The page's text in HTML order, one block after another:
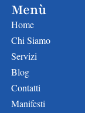
Menù
Home
Chi Siamo
Servizi
Blog
Contatti
Manifesti